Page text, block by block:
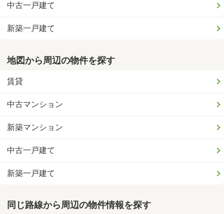
中古一戸建て
新築一戸建て
地図から周辺の物件を探す
賃貸
中古マンション
新築マンション
中古一戸建て
新築一戸建て
同じ路線から周辺の物件情報を探す